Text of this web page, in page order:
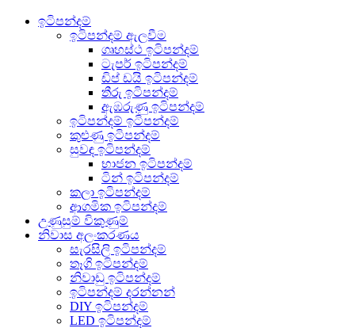
ඉටිපන්දම්
ඉටිපන්දම් ඇලවීම
ගෘහස්ථ ඉටිපන්දම්
ටැපර් ඉටිපන්දම්
ඩිප් ඩයි ඉටිපන්දම්
තීරු ඉටිපන්දම්
ඇඹරුණු ඉටිපන්දම්
ඉටිපන්දම් ඉටිපන්දම්
කුළුණු ඉටිපන්දම්
සුවඳ ඉටිපන්දම්
භාජන ඉටිපන්දම්
ටින් ඉටිපන්දම්
කලා ඉටිපන්දම්
ආගමික ඉටිපන්දම්
උණුසුම් විකුණුම්
නිවාස අලංකරණය
සැරසිලි ඉටිපන්දම්
තෑගි ඉටිපන්දම්
නිවාඩු ඉටිපන්දම්
ඉටිපන්දම් දරන්නන්
DIY ඉටිපන්දම්
LED ඉටිපන්දම්